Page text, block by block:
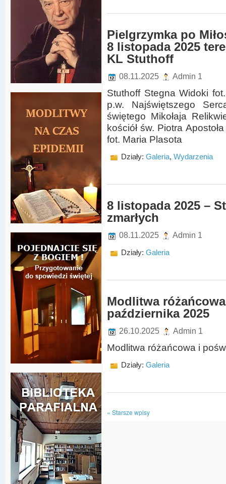
Pielgrzymka po
8 listopada 2025
KL Stuthoff
08.11.2025 Admin 1
Stuthoff Stegna Widoki
p.w. Najświętszego
świętego Mikołaja
kościół św. Piotra
fot. Maria Plasota
Działy: Galeria, Wydarzenia
8 listopada 2025 –
zmarłych
08.11.2025 Admin 1
Działy: Galeria
Modlitwa
października 2025
26.10.2025 Admin 1
Modlitwa różańcowa i
Działy: Galeria
« Starsze wpisy